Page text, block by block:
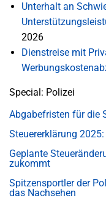
Unterhalt an
2026
Dienstreise mit
Special: Polizei
Abgabefristen für die
Steuererklärung
Geplante
zukommt
Spitzensportler der
das Nachsehen